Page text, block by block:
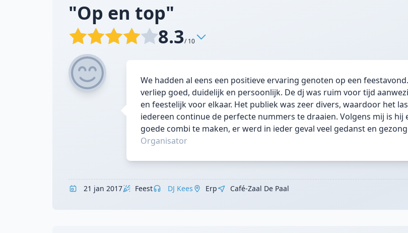
"Op en top"
8.3/ 10
We hadden al eens een positieve ervaring genoten op een
verliep goed, duidelijk en persoonlijk. De dj was ruim voor tijd
en feestelijk voor elkaar. Het publiek was zeer divers, waardoor het
iedereen continue de perfecte nummers te draaien. Volgens mij is hij
goede combi te maken, er werd in ieder geval veel gedanst en
Organisator
21 jan 2017 Feest DJ Kees Erp Café-Zaal De Paal